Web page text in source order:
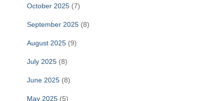
October 2025 (7)
September 2025 (8)
August 2025 (9)
July 2025 (8)
June 2025 (8)
May 2025 (5)